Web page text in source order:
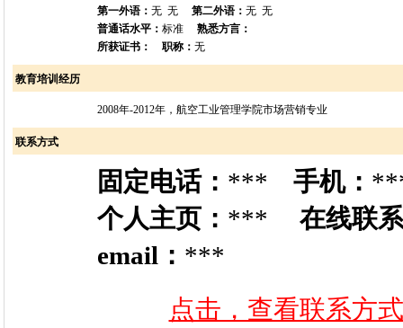
第一外语： 无 无 第二外语： 无 无
普通话水平： 标准 熟悉方言：
所获证书：
职称： 无
教育培训经历
2008年-2012年，航空工业管理学院市场营销专业
联系方式
固定电话： *** 手机：
个人主页： *** 在线联
email： ***
点击，查看联系方